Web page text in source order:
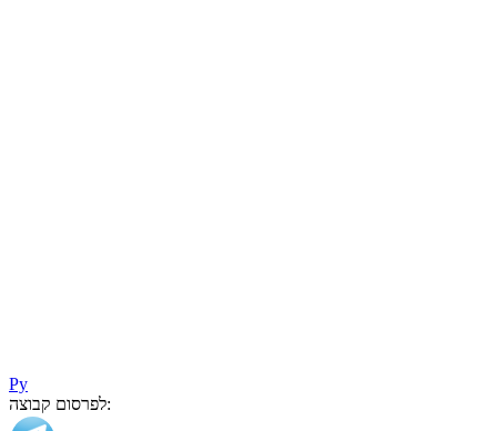
Ру
לפרסום קבוצה: